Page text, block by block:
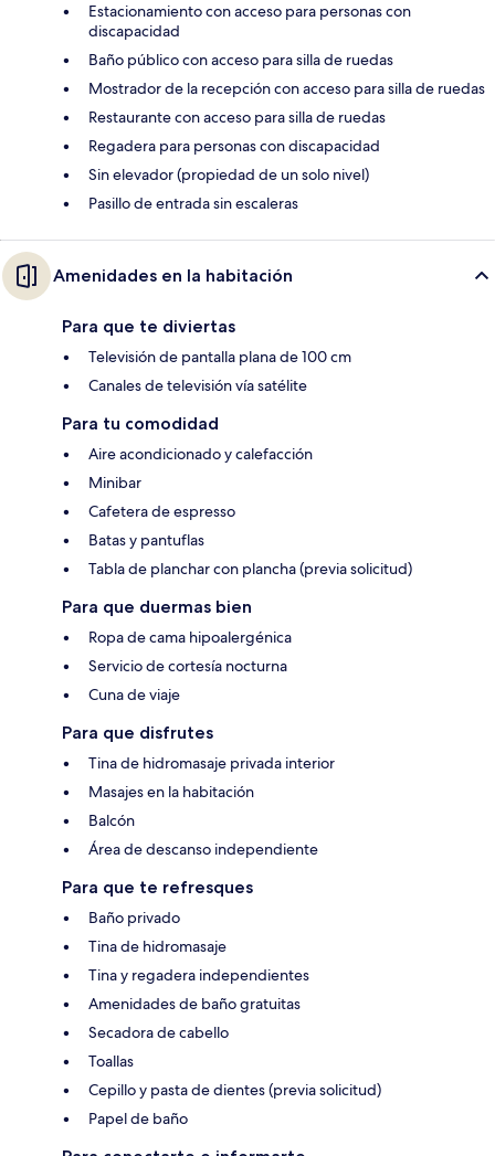
Estacionamiento con acceso para personas con
discapacidad
Baño público con acceso para silla de ruedas
Mostrador de la recepción con acceso para silla de ruedas
Restaurante con acceso para silla de ruedas
Regadera para personas con discapacidad
Sin elevador (propiedad de un solo nivel)
Pasillo de entrada sin escaleras
Amenidades en la habitación
Para que te diviertas
Televisión de pantalla plana de 100 cm
Canales de televisión vía satélite
Para tu comodidad
Aire acondicionado y calefacción
Minibar
Cafetera de espresso
Batas y pantuflas
Tabla de planchar con plancha (previa solicitud)
Para que duermas bien
Ropa de cama hipoalergénica
Servicio de cortesía nocturna
Cuna de viaje
Para que disfrutes
Tina de hidromasaje privada interior
Masajes en la habitación
Balcón
Área de descanso independiente
Para que te refresques
Baño privado
Tina de hidromasaje
Tina y regadera independientes
Amenidades de baño gratuitas
Secadora de cabello
Toallas
Cepillo y pasta de dientes (previa solicitud)
Papel de baño